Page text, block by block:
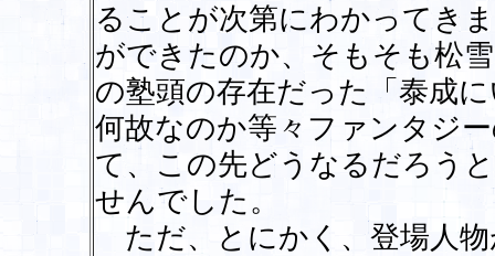
ることが次第にわかってき
ができたのか、そもそも松
の塾頭の存在だった「泰成
何故なのか等々ファンタジ
て、この先どうなるだろう
せんでした。
ただ、とにかく、登場人